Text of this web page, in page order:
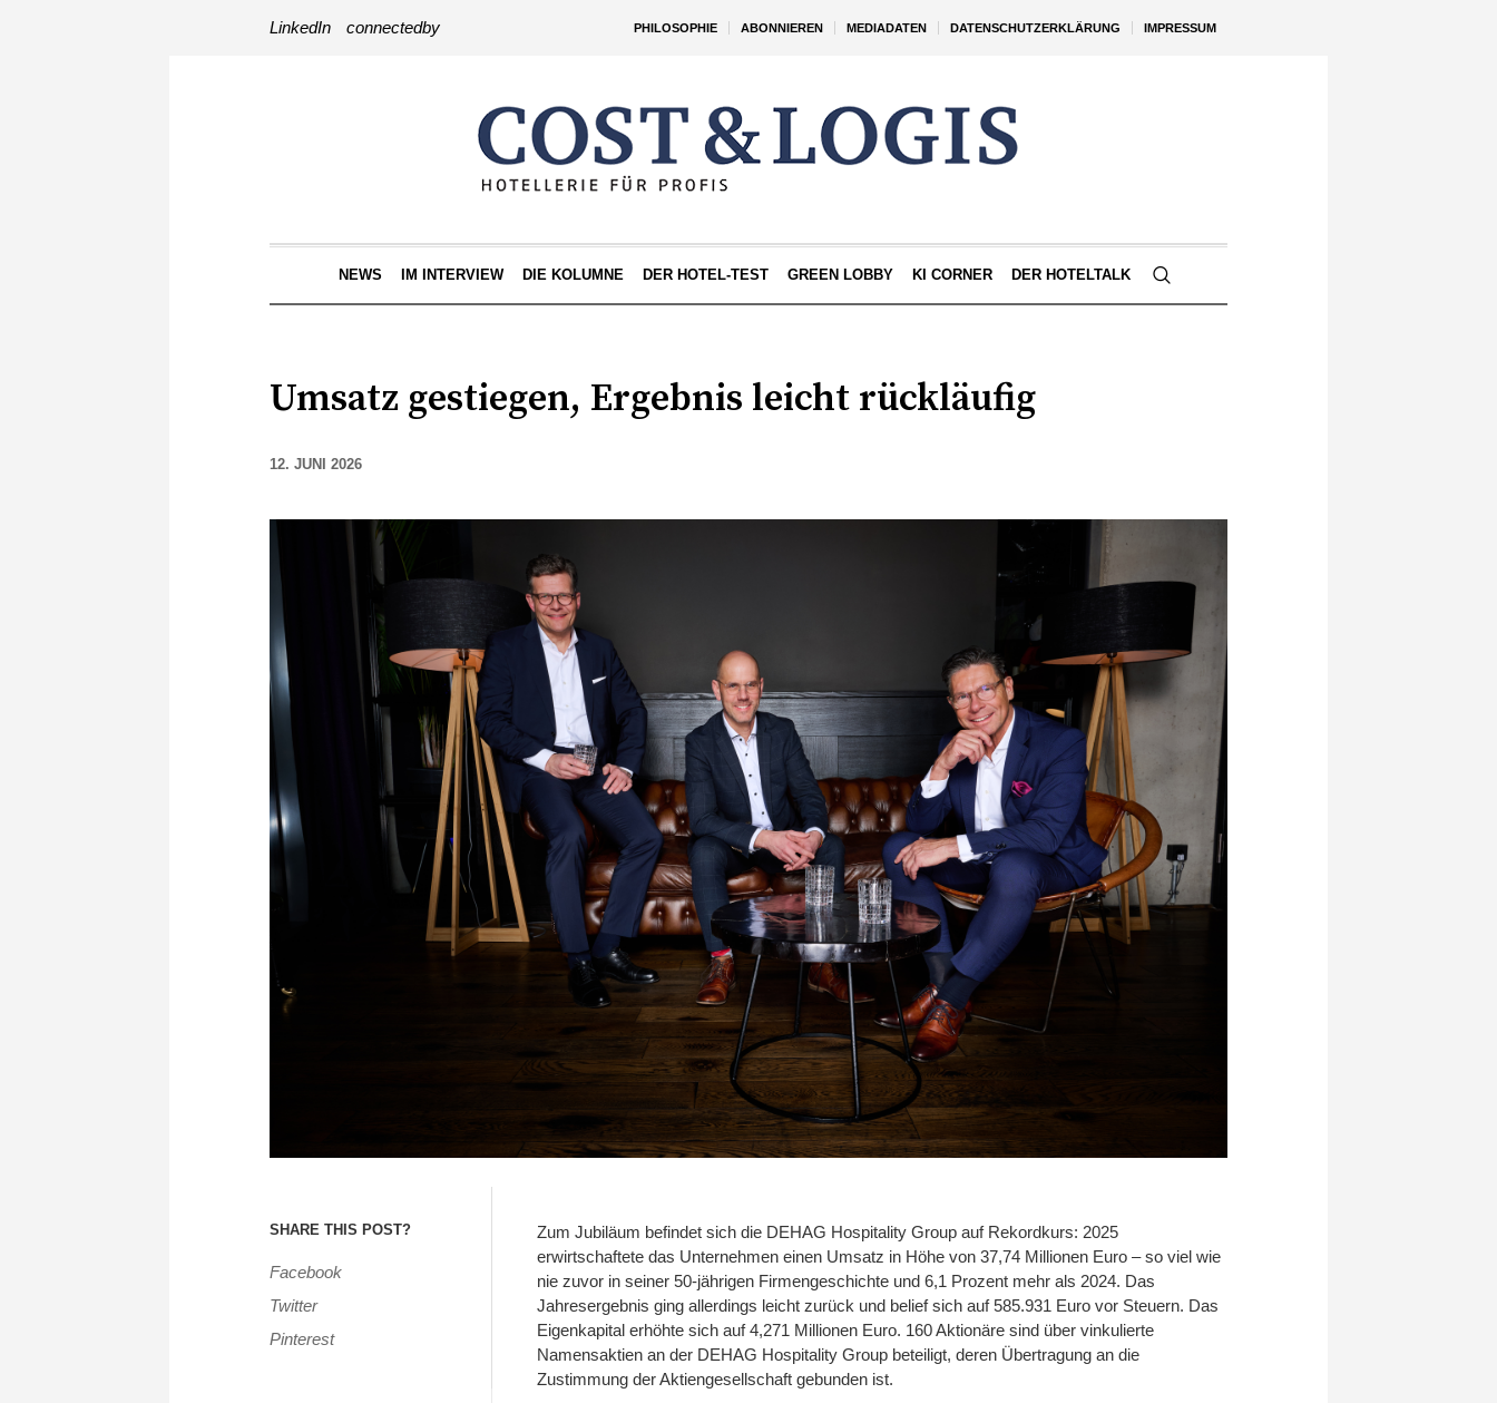
PHILOSOPHIE ABONNIEREN MEDIADATEN DATENSCHUTZERKLÄRUNG IMPRESSUM
LinkedIn connectedby
NEWS IM INTERVIEW DIE KOLUMNE DER HOTEL-TEST GREEN LOBBY KI CORNER DER HOTELTALK
Umsatz gestiegen, Ergebnis leicht rückläufig
12. JUNI 2026
SHARE THIS POST?
Facebook
Twitter
Pinterest
Zum Jubiläum befindet sich die DEHAG Hospitality Group auf Rekordkurs: 2025
erwirtschaftete das Unternehmen einen Umsatz in Höhe von 37,74 Millionen Euro – so viel wie
nie zuvor in seiner 50-jährigen Firmengeschichte und 6,1 Prozent mehr als 2024. Das
Jahresergebnis ging allerdings leicht zurück und belief sich auf 585.931 Euro vor Steuern. Das
Eigenkapital erhöhte sich auf 4,271 Millionen Euro. 160 Aktionäre sind über vinkulierte
Namensaktien an der DEHAG Hospitality Group beteiligt, deren Übertragung an die
Zustimmung der Aktiengesellschaft gebunden ist.